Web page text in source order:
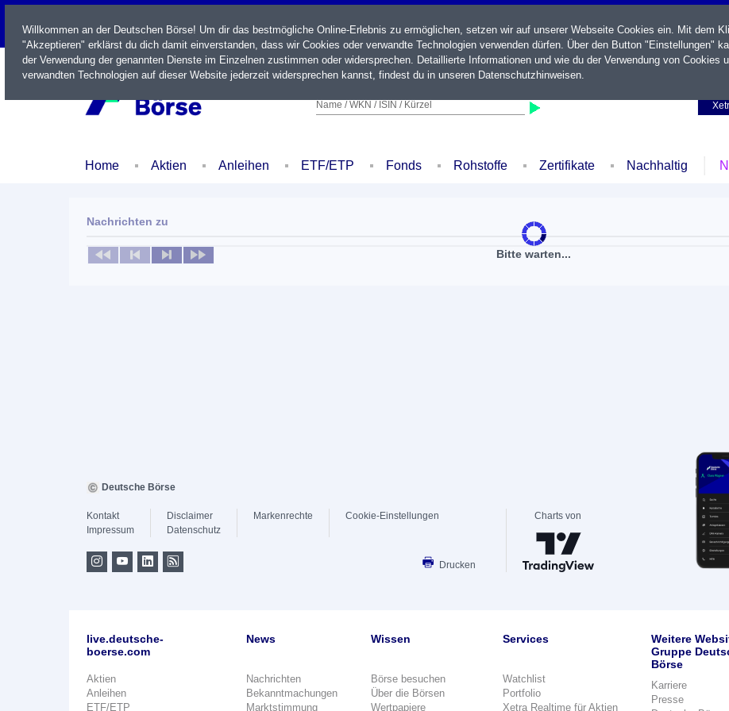
LIVE
Name / WKN / ISIN / Kürzel
Home Aktien Anleihen ETF/ETP Fonds Rohstoffe Zertifikate Nachhaltig
Bitte warten...
Nachrichten zu
Keine News verfügbar
Willkommen an der Deutschen Börse! Um dir das bestmögliche Online-Erlebnis zu ermöglichen, setzen wir auf unserer Webseite Cookies ein. Mit dem
"Akzeptieren" erklärst du dich damit einverstanden, dass wir Cookies oder verwandte Technologien verwenden dürfen. Über den Button "Einstellungen"
der Verwendung der genannten Dienste im Einzelnen zustimmen oder widersprechen. Detaillierte Informationen und wie du der Verwendung von Cookies
verwandten Technologien auf dieser Website jederzeit widersprechen kannst, findest du in unseren Datenschutzhinweisen.
Deutsche Börse
Kontakt
Impressum
Disclaimer
Datenschutz
Markenrechte Cookie-Einstellungen
Drucken
Charts von
live.deutsche-
boerse.com
Aktien
Anleihen
ETF/ETP
News
Nachrichten
Bekanntmachungen
Marktstimmung
Wissen
Börse besuchen
Über die Börsen
Wertpapiere
Services
Watchlist
Portfolio
Xetra Realtime für Aktien
Weitere
Gruppe
Börse
Karriere
Presse